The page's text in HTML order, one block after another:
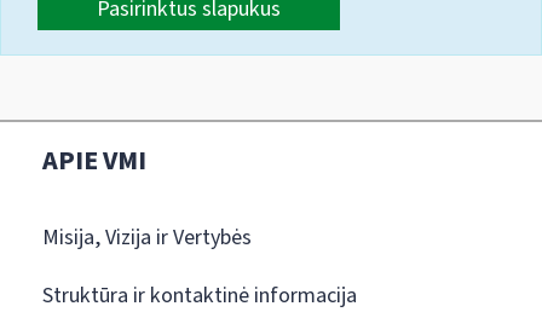
Pasirinktus slapukus
APIE VMI
Misija, Vizija ir Vertybės
Struktūra ir kontaktinė informacija